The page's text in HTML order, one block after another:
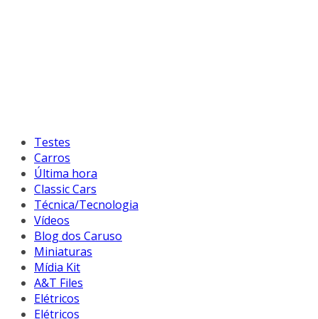
Testes
Carros
Última hora
Classic Cars
Técnica/Tecnologia
Vídeos
Blog dos Caruso
Miniaturas
Mídia Kit
A&T Files
Elétricos
Elétricos